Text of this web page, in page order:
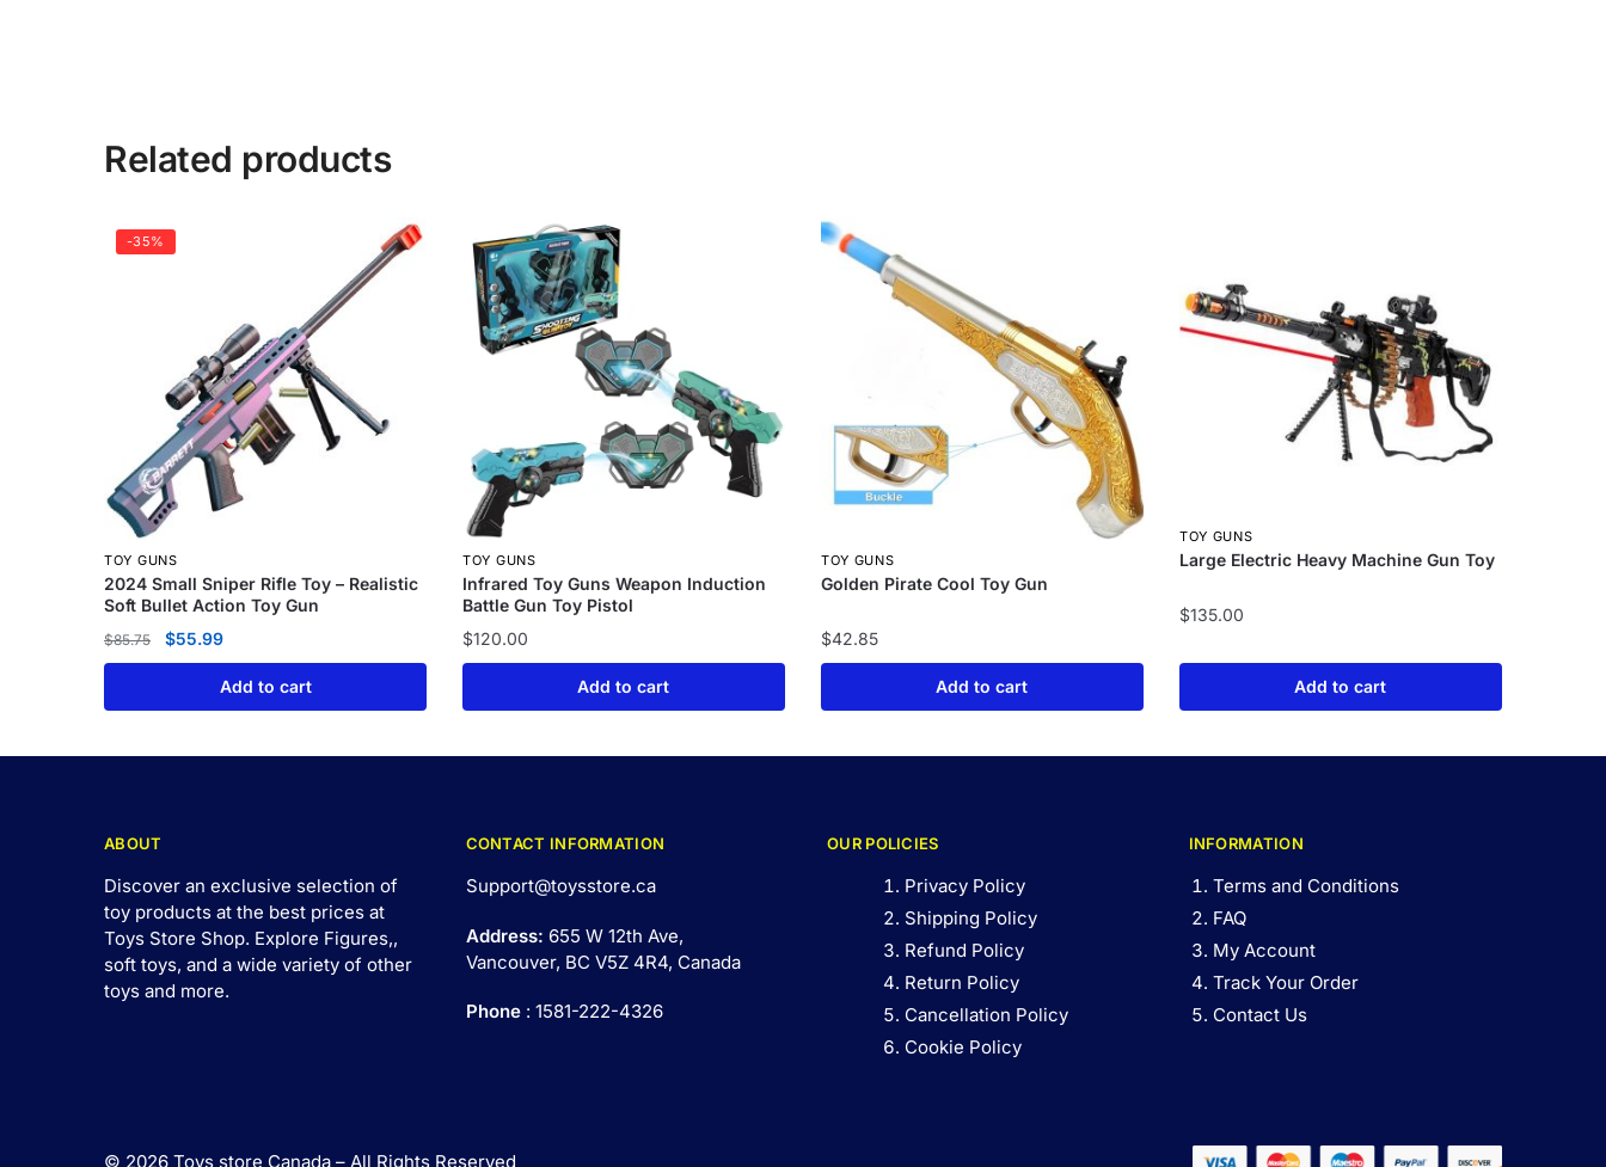
Related products
-35%
TOY GUNS
2024 Small Sniper Rifle Toy – Realistic
Soft Bullet Action Toy Gun
$85.75 $55.99
Add to cart
TOY GUNS
Infrared Toy Guns Weapon Induction
Battle Gun Toy Pistol
$120.00
Add to cart
TOY GUNS
Golden Pirate Cool Toy Gun
$42.85
Add to cart
TOY GUNS
Large Electric Heavy Machine Gun Toy
$135.00
Add to cart
ABOUT
Discover an exclusive selection of
toy products at the best prices at
Toys Store Shop. Explore Figures,,
soft toys, and a wide variety of other
toys and more.
CONTACT INFORMATION
Support@toysstore.ca
Address: 655 W 12th Ave,
Vancouver, BC V5Z 4R4, Canada
Phone: 1581-222-4326
OUR POLICIES
Privacy Policy
Shipping Policy
Refund Policy
Return Policy
Cancellation Policy
Cookie Policy
INFORMATION
Terms and Conditions
FAQ
My Account
Track Your Order
Contact Us
© 2026 Toys store Canada – All Rights Reserved